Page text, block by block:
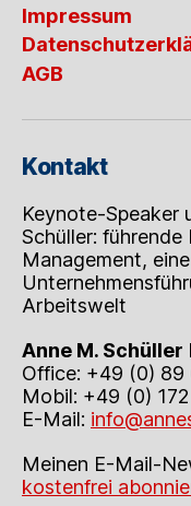
Impressum
AGB
Kontakt
Keynote-Speaker
Schüller:
Management,
Arbeitswelt
Anne M. Schüller
Office: +49 (0)
Mobil: +49 (0)
E-Mail:
Meinen E-Mail-
kostenfrei